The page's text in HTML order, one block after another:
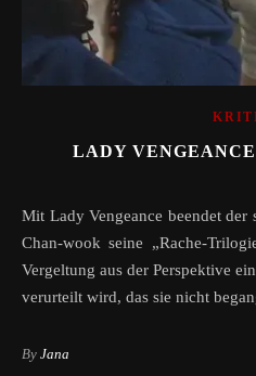
LADY
Mit Lady Vengeance beendet der südkoreanische Regisseur Park
Chan-wook seine „Rache-
Vergeltung aus der Perspektive
verurteilt wird, das sie nicht
By Jana